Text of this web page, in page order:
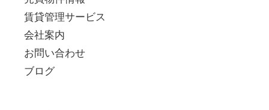
賃貸管理サービス
会社案内
お問い合わせ
ブログ